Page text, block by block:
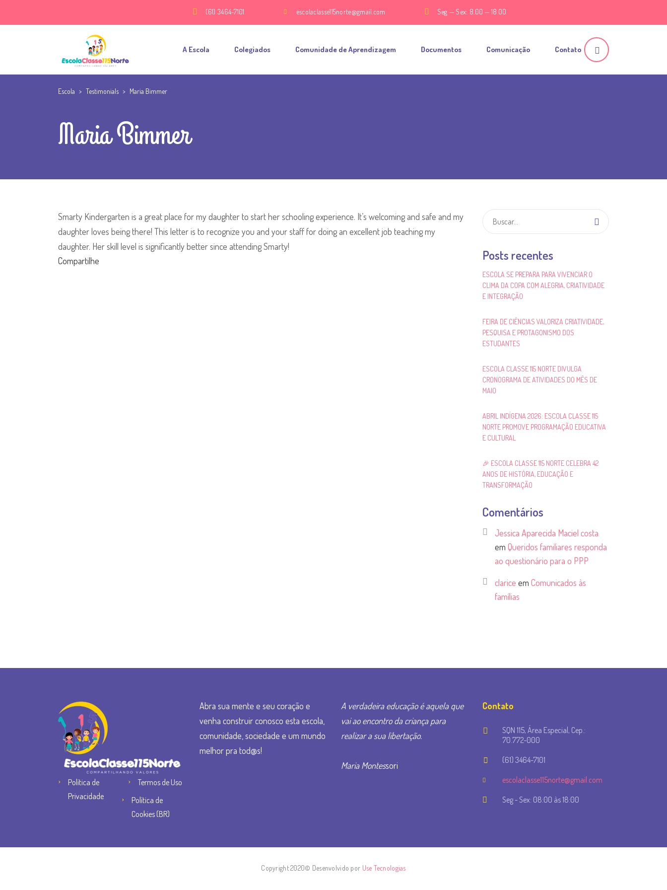
(61) 3464-7101 escolaclasse115norte@gmail.com Seg — Sex: 8.00 — 18.00
A Escola Colegiados Comunidade de Aprendizagem Documentos Comunicação Contato
Escola > Testimonials > Maria Bimmer
Maria Bimmer
Smarty Kindergarten is a great place for my daughter to start her schooling experience. It’s welcoming and safe and my
daughter loves being there! This letter is to recognize you and your staff for doing an excellent job teaching my
daughter. Her skill level is significantly better since attending Smarty!
Compartilhe
Posts recentes
ESCOLA SE PREPARA PARA VIVENCIAR O
CLIMA DA COPA COM ALEGRIA, CRIATIVIDADE
E INTEGRAÇÃO
FEIRA DE CIÊNCIAS VALORIZA CRIATIVIDADE,
PESQUISA E PROTAGONISMO DOS
ESTUDANTES
ESCOLA CLASSE 115 NORTE DIVULGA
CRONOGRAMA DE ATIVIDADES DO MÊS DE
MAIO
ABRIL INDÍGENA 2026: ESCOLA CLASSE 115
NORTE PROMOVE PROGRAMAÇÃO EDUCATIVA
E CULTURAL
🎉 ESCOLA CLASSE 115 NORTE CELEBRA 42
ANOS DE HISTÓRIA, EDUCAÇÃO E
TRANSFORMAÇÃO
Comentários
Jessica Aparecida Maciel costa
em Queridos familiares responda
ao questionário para o PPP
clarice em Comunicados às
famílias
Política de
Privacidade
Termos de Uso
Política de
Cookies (BR)
Abra sua mente e seu coração e
venha construir conosco esta escola,
comunidade, sociedade e um mundo
melhor pra tod@s!
A verdadeira educação é aquela que
vai ao encontro da criança para
realizar a sua libertação.
Maria Montessori
Contato
SQN 115, Área Especial, Cep.:
70.772-000
(61) 3464-7101
escolaclasse115norte@gmail.com
Seg - Sex: 08:00 às 18:00
Copyright 2020© Desenvolvido por Use Tecnologias